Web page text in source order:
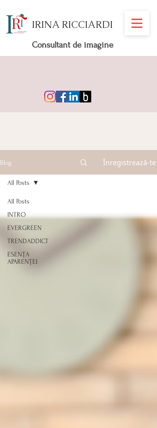
IRINA RICCIARDI
Consultant de imagine
Blog Înregistrează-te
All Posts
INTRO
EVERGREEN
TRENDADDICT
ESENȚA
APARENȚEI
All Posts